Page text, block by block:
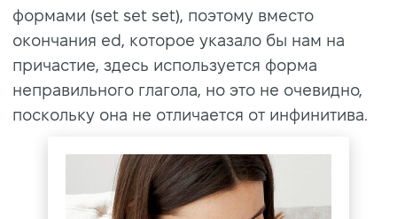
формами (set set set), поэтому вместо
окончания ed, которое указало бы нам на
причастие, здесь используется форма
неправильного глагола, но это не очевидно,
поскольку она не отличается от инфинитива.